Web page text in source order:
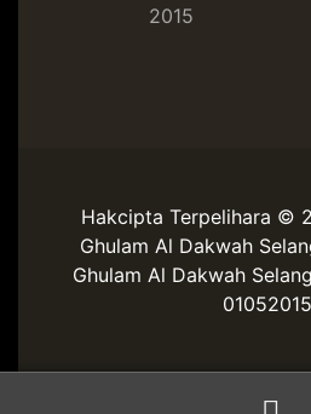
2015
Hakcipta Terpelihara ©
Ghulam Al Dakwah
Ghulam Al Dakwah